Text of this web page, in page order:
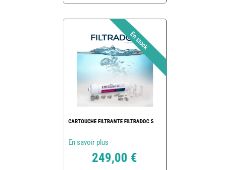
CARTOUCHE FILTRANTE FILTRADOC S
En savoir plus
249,00 €